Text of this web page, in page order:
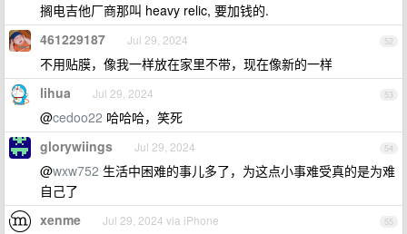
搁电吉他厂商那叫 heavy relic, 要加钱的.
52
461229187 Jul 29, 2024
不用贴膜，像我一样放在家里不带，现在像新的一样
53
lihua Jul 29, 2024
@cedoo22 哈哈哈，笑死
54
glorywiings Jul 29, 2024
@wxw752 生活中困难的事儿多了，为这点小事难受真的是为难
自己了
55
xenme Jul 29, 2024 via iPhone